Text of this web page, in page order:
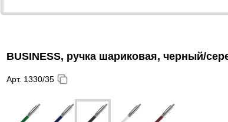
BUSINESS, ручка шариковая, черный/
Арт. 1330/35